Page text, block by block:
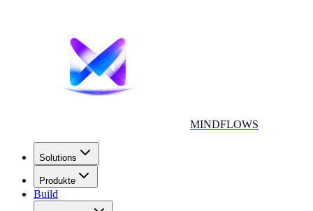
MINDFLOWS
Solutions
Produkte
Build